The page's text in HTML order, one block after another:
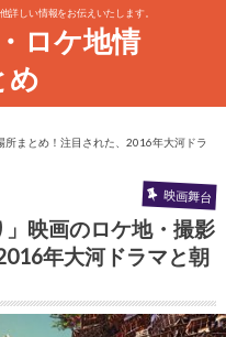
詳しい情報をお伝えいたします。
ロケ地情
め
所まとめ！注目された、2016年大河ドラ
映画舞台
」映画のロケ地・撮影
年大河ドラマと朝